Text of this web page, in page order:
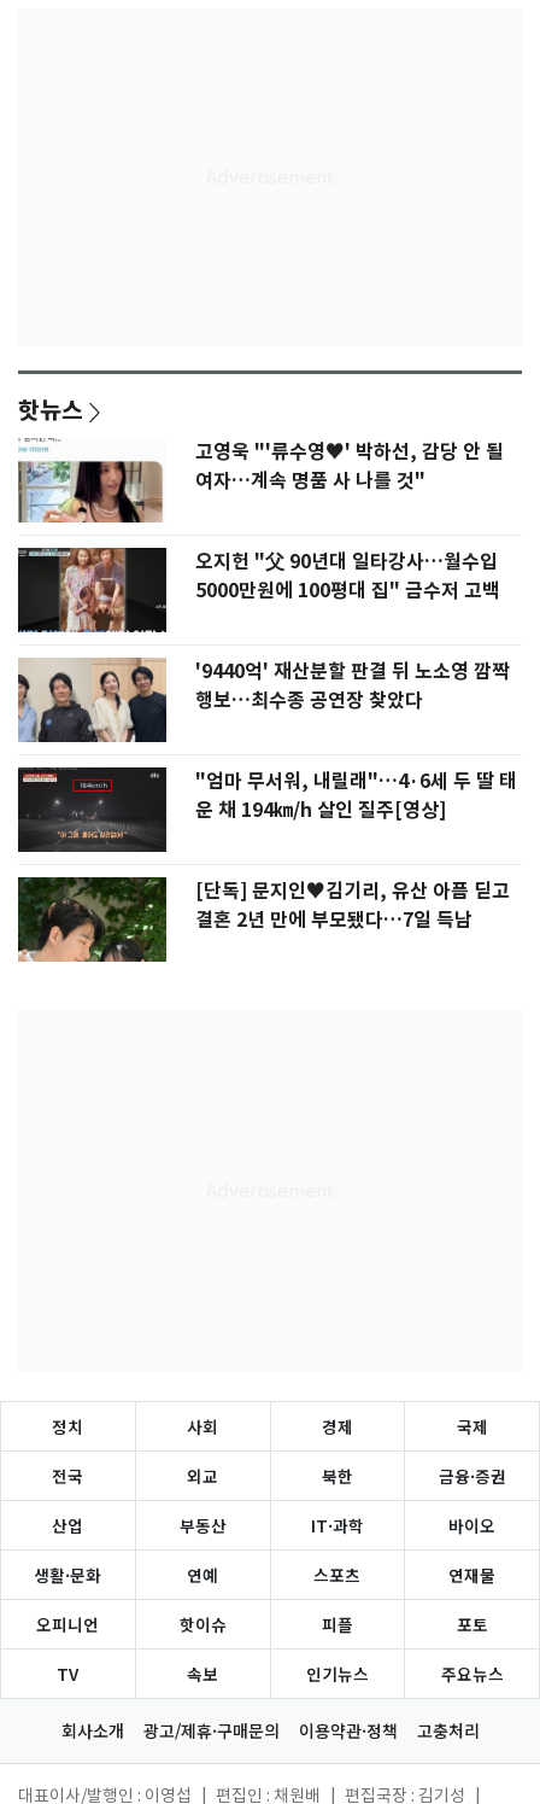
핫뉴스
고영욱 "'류수영♥' 박하선, 감당 안 될
여자…계속 명품 사 나를 것"
오지헌 "父 90년대 일타강사…월수입
5000만원에 100평대 집" 금수저 고백
'9440억' 재산분할 판결 뒤 노소영 깜짝
행보…최수종 공연장 찾았다
"엄마 무서워, 내릴래"…4·6세 두 딸 태
운 채 194㎞/h 살인 질주[영상]
[단독] 문지인♥김기리, 유산 아픔 딛고
결혼 2년 만에 부모됐다…7일 득남
정치 사회 경제 국제
전국 외교 북한 금융·증권
산업 부동산 IT·과학 바이오
생활·문화 연예 스포츠 연재물
오피니언 핫이슈 피플 포토
TV 속보 인기뉴스 주요뉴스
회사소개 광고/제휴·구매문의 이용약관·정책 고충처리
대표이사/발행인 : 이영섭 편집인 : 채원배 편집국장 : 김기성